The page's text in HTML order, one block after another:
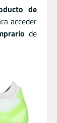
de
acceder
de